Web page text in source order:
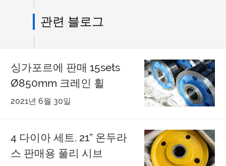
관련 블로그
싱가포르에 판매 15sets
Ø850mm 크레인 휠
2021년 6월 30일
4 다이아 세트. 21” 온두라
스 판매용 풀리 시브